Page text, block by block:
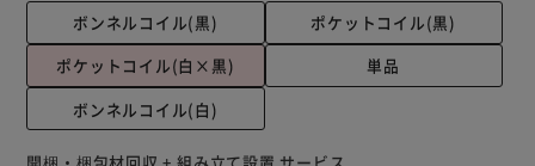
ボンネルコイル(黒)
ポケットコイル(黒)
ポケットコイル(白×黒)
単品
ボンネルコイル(白)